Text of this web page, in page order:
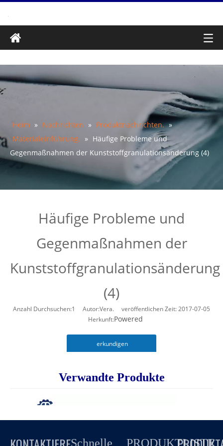
Heim » Nachrichten » Produktnachrichten. »
Materialeinführung. » Häufige Probleme und
Gegenmaßnahmen der Kunststoffgranulationsänderung (4)
Häufige Probleme und
Gegenmaßnahmen der
Kunststoffgranulationsänderung
(4)
Anzahl Durchsuchen:1
Autor:Vera. veröffentlichen Zeit: 2017-07-05
Herkunft:Powered
erkundigen
Verwandte Produkte
Schnelle
PRODUKTLISTE